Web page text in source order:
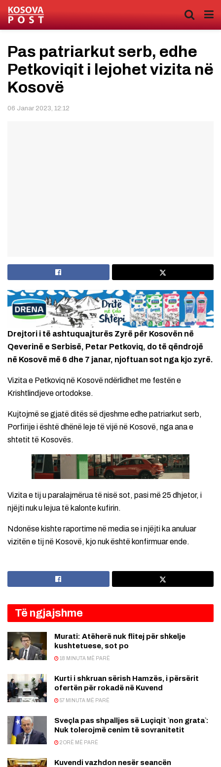
Pas patriarkut serb, edhe
Petkoviqit i lejohet vizita në
Kosovë
06 Janar 2023, 12:12
Drejtori i të ashtuquajturës Zyrë për Kosovën në
Qeverinë e Serbisë, Petar Petkoviq, do të qëndrojë
në Kosovë më 6 dhe 7 janar, njoftuan sot nga kjo zyrë.
Vizita e Petkoviq në Kosovë ndërlidhet me festën e
Krishtlindjeve ortodokse.
Kujtojmë se gjatë ditës së djeshme edhe patriarkut serb,
Porfirije i është dhënë leje të vijë në Kosovë, nga ana e
shtetit të Kosovës.
Vizita e tij u paralajmërua të nisë sot, pasi më 25 dhjetor, i
njëjti nuk u lejua të kalonte kufirin.
Ndonëse kishte raportime në media se i njëjti ka anuluar
vizitën e tij në Kosovë, kjo nuk është konfirmuar ende.
Të ngjajshme
Murati: Atëherë nuk flitej për shkelje
kushtetuese, sot po
18 MINUTA MË PARË
Kurti i shkruan sërish Hamzës, i përsërit
ofertën për rokadë në Kuvend
57 MINUTA MË PARË
Sveçla pas shpalljes së Luçiqit `non grata`:
Nuk tolerojmë cenim të sovranitetit
2 ORË MË PARË
Kuvendi vazhdon nesër seancën